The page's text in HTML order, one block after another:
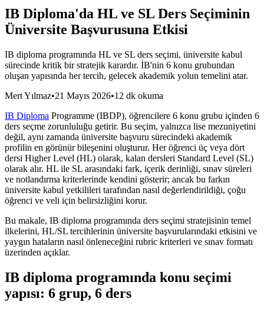
IB Diploma'da HL ve SL Ders Seçiminin
Üniversite Başvurusuna Etkisi
IB diploma programında HL ve SL ders seçimi, üniversite kabul
sürecinde kritik bir stratejik karardır. İB'nin 6 konu grubundan
oluşan yapısında her tercih, gelecek akademik yolun temelini atar.
Mert Yılmaz•21 Mayıs 2026•12 dk okuma
IB Diploma Programme (IBDP), öğrencilere 6 konu grubu içinden 6
ders seçme zorunluluğu getirir. Bu seçim, yalnızca lise mezuniyetini
değil, aynı zamanda üniversite başvuru sürecindeki akademik
profilin en görünür bileşenini oluşturur. Her öğrenci üç veya dört
dersi Higher Level (HL) olarak, kalan dersleri Standard Level (SL)
olarak alır. HL ile SL arasındaki fark, içerik derinliği, sınav süreleri
ve notlandırma kriterlerinde kendini gösterir; ancak bu farkın
üniversite kabul yetkilileri tarafından nasıl değerlendirildiği, çoğu
öğrenci ve veli için belirsizliğini korur.
Bu makale, IB diploma programında ders seçimi stratejisinin temel
ilkelerini, HL/SL tercihlerinin üniversite başvurularındaki etkisini ve
yaygın hataların nasıl önleneceğini rubric kriterleri ve sınav formatı
üzerinden açıklar.
IB diploma programında konu seçimi
yapısı: 6 grup, 6 ders